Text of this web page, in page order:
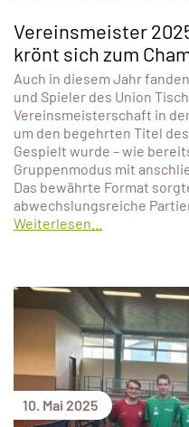
Vereinsmeister
krönt sich zum
Auch in diesem Jahr
und Spieler des Union
Vereinsmeisterschaft in
um den begehrten Titel
Gespielt wurde – wie
Gruppenmodus mit
Das bewährte Format
abwechslungsreiche
Weiterlesen...
10. Mai 2025